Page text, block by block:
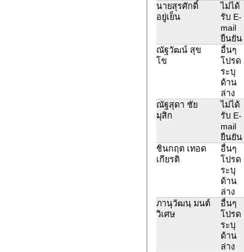
นายสุรศักดิ์
อยู่เย็น
ไม่ได้
รับ E-
mail
ยืนยัน
ณัฐวัฒน์ สุข
โข
อื่นๆ
โปรด
ระบุ
ด้าน
ล่าง
ณัฐสุดา ชัย
มุสิก
ไม่ได้
รับ E-
mail
ยืนยัน
ชินกฤต เทอด
เกียรติ
อื่นๆ
โปรด
ระบุ
ด้าน
ล่าง
ภานุวัฒนฺ มนต์
วิเศษ
อื่นๆ
โปรด
ระบุ
ด้าน
ล่าง